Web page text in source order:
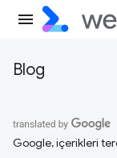
Blog
Google, içerikleri